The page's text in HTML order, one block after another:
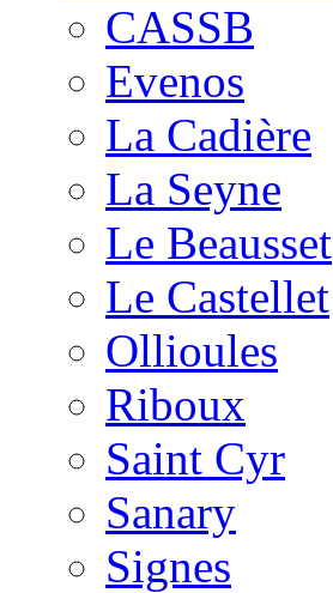
CASSB
Evenos
La Cadière
La Seyne
Le Beausset
Le Castellet
Ollioules
Riboux
Saint Cyr
Sanary
Signes